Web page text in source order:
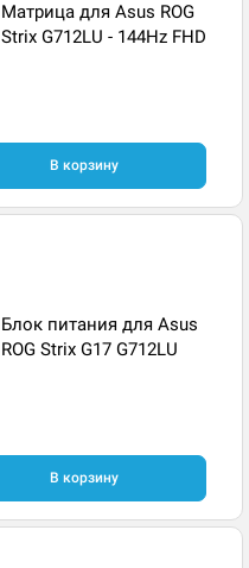
Матрица для Asus ROG
Strix G712LU - 144Hz FHD
В корзину
Блок питания для Asus
ROG Strix G17 G712LU
В корзину